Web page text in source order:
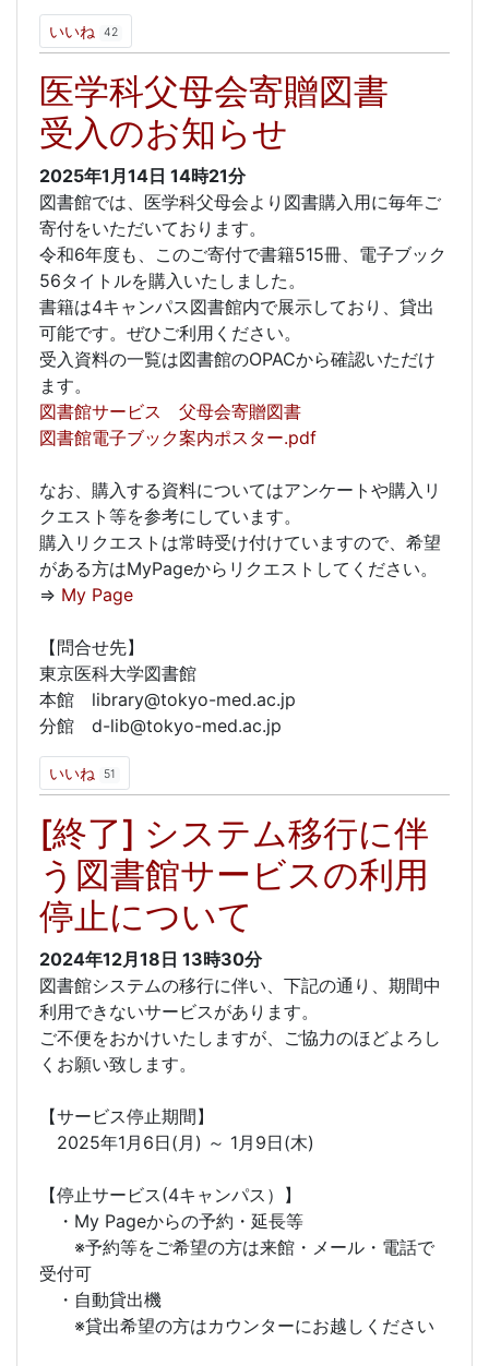
いいね 42
医学科父母会寄贈図書
受入のお知らせ
2025年1月14日 14時21分
図書館では、医学科父母会より図書購入用に毎年ご
寄付をいただいております。
令和6年度も、このご寄付で書籍515冊、電子ブック
56タイトルを購入いたしました。
書籍は4キャンパス図書館内で展示しており、貸出
可能です。ぜひご利用ください。
受入資料の一覧は図書館のOPACから確認いただけ
ます。
図書館サービス 父母会寄贈図書
図書館電子ブック案内ポスター.pdf
なお、購入する資料についてはアンケートや購入リ
クエスト等を参考にしています。
購入リクエストは常時受け付けていますので、希望
がある方はMyPageからリクエストしてください。
⇒ My Page
【問合せ先】
東京医科大学図書館
本館 library@tokyo-med.ac.jp
分館 d-lib@tokyo-med.ac.jp
いいね 51
[終了] システム移行に伴
う図書館サービスの利用
停止について
2024年12月18日 13時30分
図書館システムの移行に伴い、下記の通り、期間中
利用できないサービスがあります。
ご不便をおかけいたしますが、ご協力のほどよろし
くお願い致します。
【サービス停止期間】
2025年1月6日(月) ～ 1月9日(木)
【停止サービス(4キャンパス）】
・My Pageからの予約・延長等
※予約等をご希望の方は来館・メール・電話で
受付可
・自動貸出機
※貸出希望の方はカウンターにお越しください